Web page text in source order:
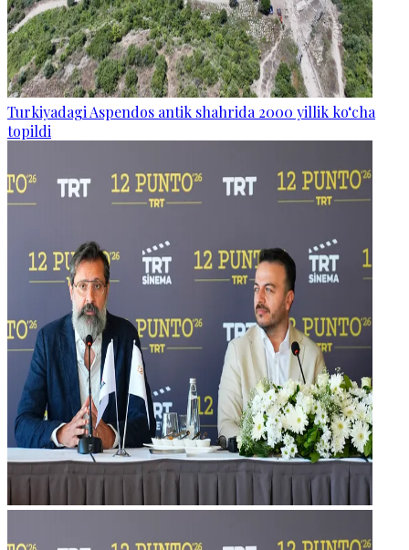
Turkiyadagi Aspendos antik shahrida 2000 yillik ko‘cha
topildi